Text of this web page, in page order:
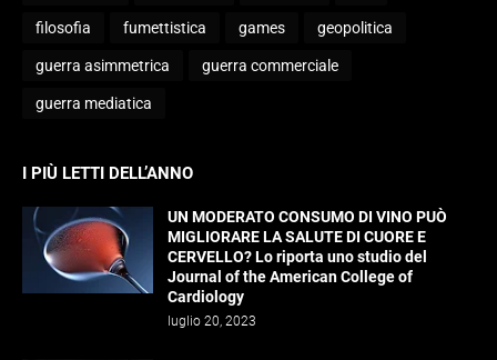
filosofia fumettistica games geopolitica
guerra asimmetrica guerra commerciale
guerra mediatica
I PIÙ LETTI DELL’ANNO
UN MODERATO CONSUMO DI VINO PUÒ
MIGLIORARE LA SALUTE DI CUORE E
CERVELLO? Lo riporta uno studio del
Journal of the American College of
Cardiology
luglio 20, 2023